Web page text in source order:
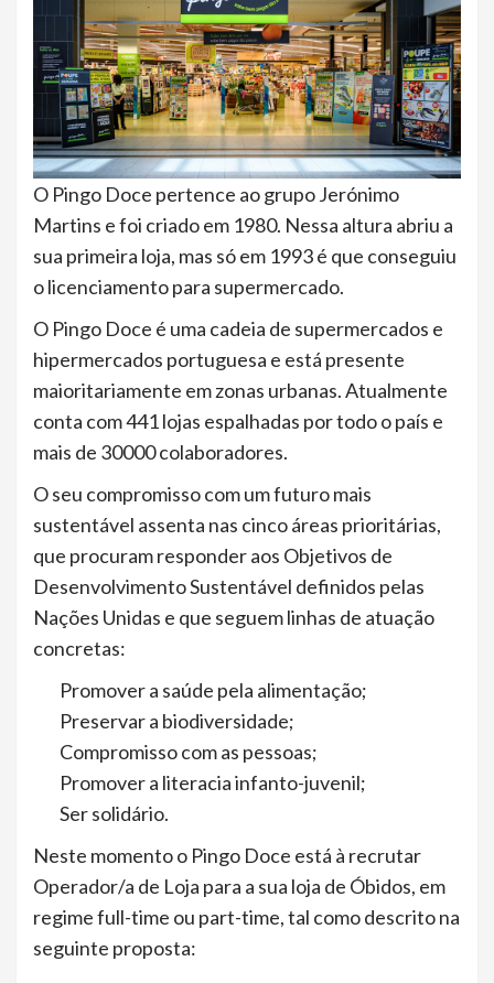
O Pingo Doce pertence ao grupo Jerónimo
Martins e foi criado em 1980. Nessa altura abriu a
sua primeira loja, mas só em 1993 é que conseguiu
o licenciamento para supermercado.
O Pingo Doce é uma cadeia de supermercados e
hipermercados portuguesa e está presente
maioritariamente em zonas urbanas. Atualmente
conta com 441 lojas espalhadas por todo o país e
mais de 30000 colaboradores.
O seu compromisso com um futuro mais
sustentável assenta nas cinco áreas prioritárias,
que procuram responder aos Objetivos de
Desenvolvimento Sustentável definidos pelas
Nações Unidas e que seguem linhas de atuação
concretas:
Promover a saúde pela alimentação;
Preservar a biodiversidade;
Compromisso com as pessoas;
Promover a literacia infanto-juvenil;
Ser solidário.
Neste momento o Pingo Doce está à recrutar
Operador/a de Loja para a sua loja de Óbidos, em
regime full-time ou part-time, tal como descrito na
seguinte proposta: